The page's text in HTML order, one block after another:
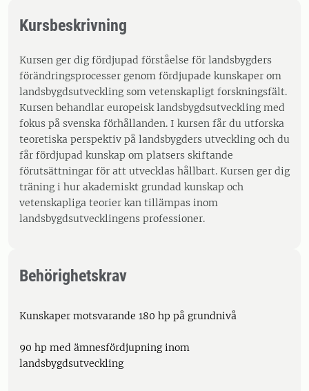
Kursbeskrivning
Kursen ger dig fördjupad förståelse för landsbygders
förändringsprocesser genom fördjupade kunskaper om
landsbygdsutveckling som vetenskapligt forskningsfält.
Kursen behandlar europeisk landsbygdsutveckling med
fokus på svenska förhållanden. I kursen får du utforska
teoretiska perspektiv på landsbygders utveckling och du
får fördjupad kunskap om platsers skiftande
förutsättningar för att utvecklas hållbart. Kursen ger dig
träning i hur akademiskt grundad kunskap och
vetenskapliga teorier kan tillämpas inom
landsbygdsutvecklingens professioner.
Behörighetskrav
Kunskaper motsvarande 180 hp på grundnivå
90 hp med ämnesfördjupning inom
landsbygdsutveckling